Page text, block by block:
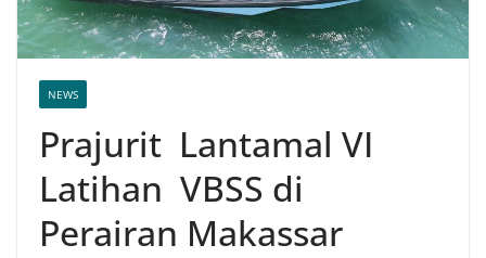
NEWS
Prajurit Lantamal VI
Latihan VBSS di
Perairan Makassar